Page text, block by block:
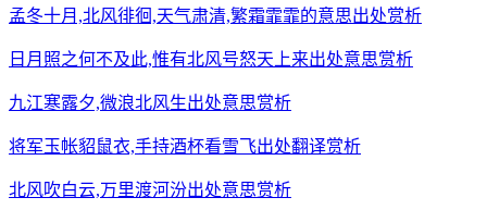
孟冬十月,北风徘徊,天气肃清,繁霜霏霏的意思出处赏析
日月照之何不及此,惟有北风号怒天上来出处意思赏析
九江寒露夕,微浪北风生出处意思赏析
将军玉帐貂鼠衣,手持酒杯看雪飞出处翻译赏析
北风吹白云,万里渡河汾出处意思赏析